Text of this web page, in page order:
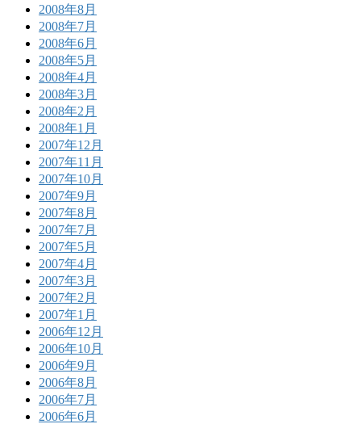
2008年8月
2008年7月
2008年6月
2008年5月
2008年4月
2008年3月
2008年2月
2008年1月
2007年12月
2007年11月
2007年10月
2007年9月
2007年8月
2007年7月
2007年5月
2007年4月
2007年3月
2007年2月
2007年1月
2006年12月
2006年10月
2006年9月
2006年8月
2006年7月
2006年6月